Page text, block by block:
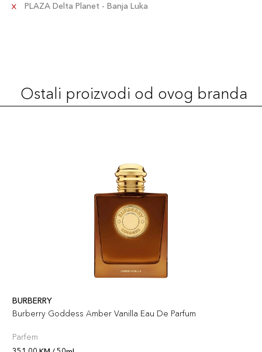
PLAZA Delta Planet - Banja Luka
Ostali proizvodi od ovog branda
BURBERRY
Burberry Goddess Amber Vanilla Eau De Parfum
Parfem